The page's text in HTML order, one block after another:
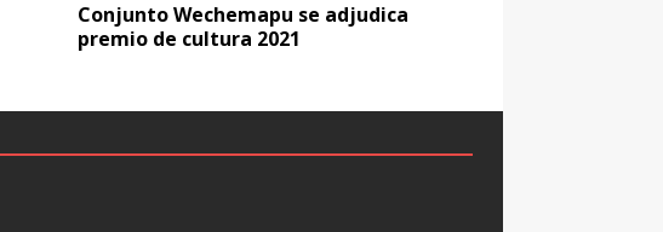
Conjunto Wechemapu se adjudica
premio de cultura 2021